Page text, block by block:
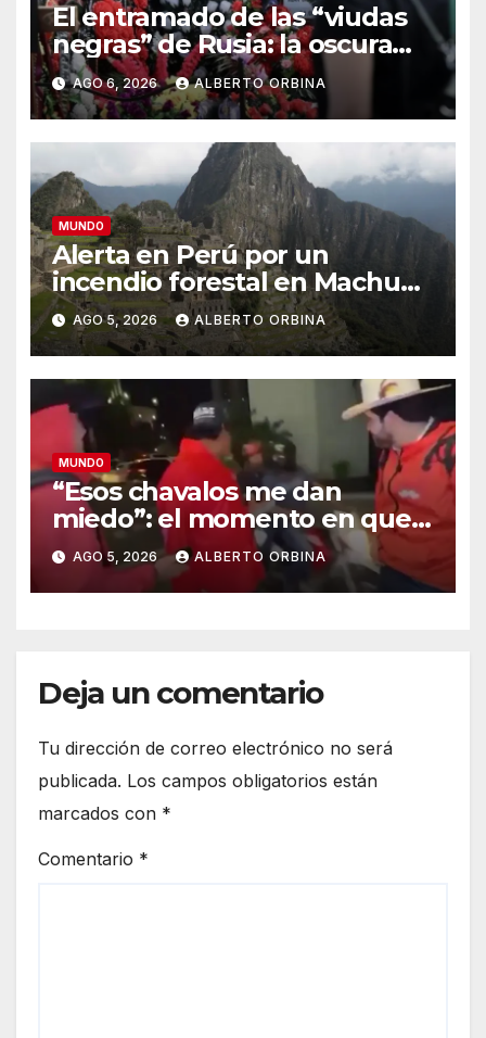
El entramado de las “viudas
negras” de Rusia: la oscura
estafa de matrimonios exprés
para cobrar compensaciones
de militares caídos
AGO 6, 2026 ALBERTO ORBINA
MUNDO
Alerta en Perú por un
incendio forestal en Machu
Picchu que afecta el servicio
de trenes hacia el santuario
AGO 5, 2026 ALBERTO ORBINA
MUNDO
“Esos chavalos me dan
miedo”: el momento en que
los sicarios marcaron al
influencer mexicano César
Gastélum antes de asesinarlo
AGO 5, 2026 ALBERTO ORBINA
Deja un comentario
Tu dirección de correo electrónico no será
publicada. Los campos obligatorios están
marcados con *
Comentario *